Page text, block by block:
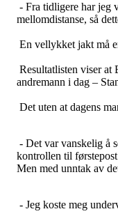
- Fra tidligere har jeg
mellomdistanse, så
En vellykket jakt må
Resultatlisten viser at
andremann i dag –
Det uten at dagens
- Det var vanskelig å
kontrollen til
Men med unntak av
- Jeg koste meg